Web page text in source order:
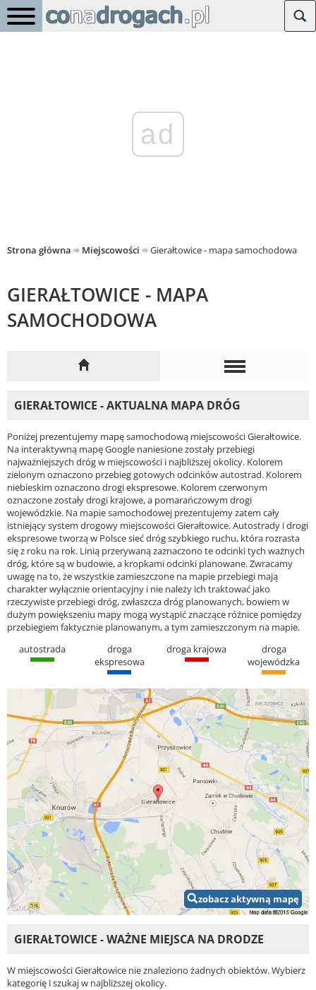
ad
Strona główna Miejscowości Gierałtowice - mapa samochodowa
GIERAŁTOWICE - MAPA
SAMOCHODOWA
GIERAŁTOWICE - AKTUALNA MAPA DRÓG
Poniżej prezentujemy mapę samochodową miejscowości Gierałtowice.
Na interaktywną mapę Google naniesione zostały przebiegi
najważniejszych dróg w miejscowości i najbliższej okolicy. Kolorem
zielonym oznaczono przebieg gotowych odcinków autostrad. Kolorem
niebieskim oznaczono drogi ekspresowe. Kolorem czerwonym
oznaczone zostały drogi krajowe, a pomarańczowym drogi
wojewódzkie. Na mapie samochodowej prezentujemy zatem cały
istniejący system drogowy miejscowości Gierałtowice. Autostrady i drogi
ekspresowe tworzą w Polsce sieć dróg szybkiego ruchu, która rozrasta
się z roku na rok. Linią przerywaną zaznaczono te odcinki tych ważnych
dróg, które są w budowie, a kropkami odcinki planowane. Zwracamy
uwagę na to, że wszystkie zamieszczone na mapie przebiegi mają
charakter wyłącznie orientacyjny i nie należy ich traktować jako
rzeczywiste przebiegi dróg, zwłaszcza dróg planowanych, bowiem w
dużym powiększeniu mapy mogą wystąpić znaczące różnice pomiędzy
przebiegiem faktycznie planowanym, a tym zamieszczonym na mapie.
autostrada
droga
ekspresowa
droga krajowa
droga
wojewódzka
zobacz aktywną mapę
GIERAŁTOWICE - WAŻNE MIEJSCA NA DRODZE
W miejscowości Gierałtowice nie znaleziono żadnych obiektów. Wybierz
kategorię i szukaj w najbliższej okolicy.